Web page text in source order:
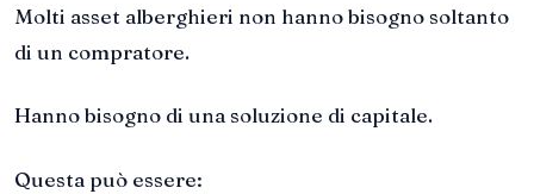
Molti asset alberghieri non hanno bisogno soltanto
di un compratore.
Hanno bisogno di una soluzione di capitale.
Questa può essere: